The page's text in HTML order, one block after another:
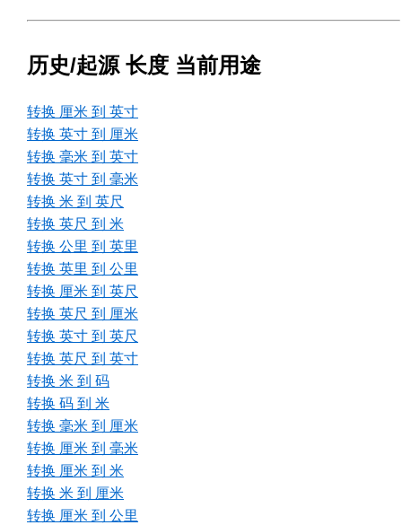
历史/起源 长度 当前用途
转换 厘米 到 英寸
转换 英寸 到 厘米
转换 毫米 到 英寸
转换 英寸 到 毫米
转换 米 到 英尺
转换 英尺 到 米
转换 公里 到 英里
转换 英里 到 公里
转换 厘米 到 英尺
转换 英尺 到 厘米
转换 英寸 到 英尺
转换 英尺 到 英寸
转换 米 到 码
转换 码 到 米
转换 毫米 到 厘米
转换 厘米 到 毫米
转换 厘米 到 米
转换 米 到 厘米
转换 厘米 到 公里